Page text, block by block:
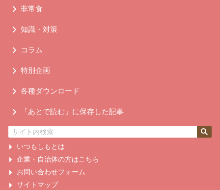
非常食
知識・対策
コラム
特別企画
各種ダウンロード
「あとで読む」に保存した記事
いつもしもとは
企業・自治体の方はこちら
お問い合わせフォーム
サイトマップ